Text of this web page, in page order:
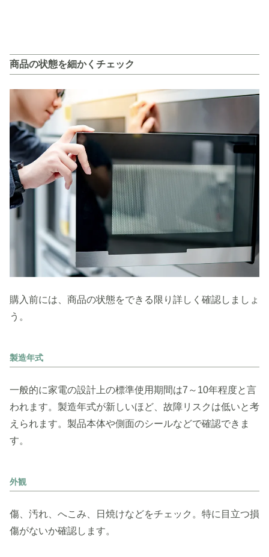
商品の状態を細かくチェック
購入前には、商品の状態をできる限り詳しく確認しましょ
う。
製造年式
一般的に家電の設計上の標準使用期間は7～10年程度と言
われます。製造年式が新しいほど、故障リスクは低いと考
えられます。製品本体や側面のシールなどで確認できま
す。
外観
傷、汚れ、へこみ、日焼けなどをチェック。特に目立つ損
傷がないか確認します。